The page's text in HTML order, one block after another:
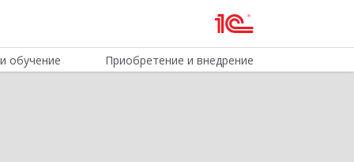
обучение Приобретение и внедрение